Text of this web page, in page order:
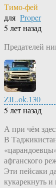
Тимо-фей
для Proper
5 лет назад
Предателей
ZIL.ok.130
5 лет назад
А при чём
В
афганского
Эти пейсаки
кукарекнуть